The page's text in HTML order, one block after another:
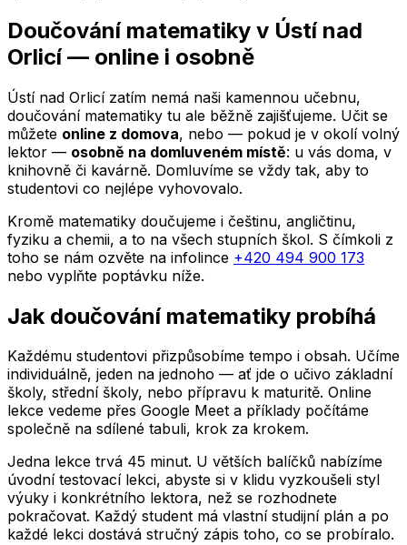
Doučování matematiky v Ústí nad
Orlicí— online i osobně
Ústí nad Orlicízatím nemá naši kamennou učebnu,
doučování matematiky tu ale běžně zajišťujeme. Učit se
můžete online z domova, nebo — pokud je v okolí volný
lektor — osobně na domluveném místě: u vás doma, v
knihovně či kavárně. Domluvíme se vždy tak, aby to
studentovi co nejlépe vyhovovalo.
Kromě matematiky doučujeme i češtinu, angličtinu,
fyziku a chemii, a to na všech stupních škol. S čímkoli z
toho se nám ozvěte na infolince +420 494 900 173
nebo vyplňte poptávku níže.
Jak doučování matematiky probíhá
Každému studentovi přizpůsobíme tempo i obsah. Učíme
individuálně, jeden na jednoho — ať jde o učivo základní
školy, střední školy, nebo přípravu k maturitě. Online
lekce vedeme přes Google Meet a příklady počítáme
společně na sdílené tabuli, krok za krokem.
Jedna lekce trvá 45 minut. U větších balíčků nabízíme
úvodní testovací lekci, abyste si v klidu vyzkoušeli styl
výuky i konkrétního lektora, než se rozhodnete
pokračovat. Každý student má vlastní studijní plán a po
každé lekci dostává stručný zápis toho, co se probíralo.